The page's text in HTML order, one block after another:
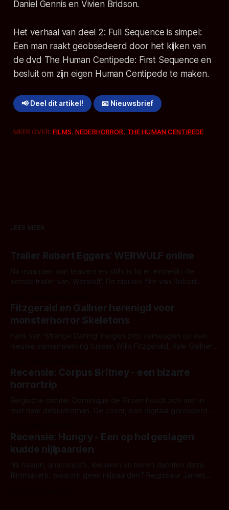
Daniel Gennis en Vivien Bridson.
Het verhaal van deel 2: Full Sequence is simpel:
Een man raakt geobsedeerd door het kijken van
de dvd The Human Centipede: First Sequence en
besluit om zijn eigen Human Centipede te maken.
📢 Deel dit artikel! 📧 Nieuwsbrief
MEER OVER:FILMS,NEDERHORROR, THE HUMAN CENTIPEDE
LEES MEER
Trailer Robert Eggers' WERWULF online
Na maanden van teasers en stills is hij er eindelijk: de
eerste trailer van 'Werwulf'. De nieuwe film van Robert
kille stijl vol folklore en mythe. Het topic deze keer is (kon
het het al raden?)... de weerwolf. Kijk je mee?
Fitzgerald en Gallner herenigd voor
monsterhorror Skeletons
Fans van 'Strange Darling' mogen zich verheugen op een
nieuwe samenwerking tussen Willa Fitzgerald, Kyle Gallner
'Skeletons', een nieuwe creature feature waarvoor de
opnames zijn gestart in Australië.
Recensie: Corpus Britney - een bizarre
horrortrip
Belgische dichter Dominique de Groen houdt zich niet in
met haar debuutroman. De cover, een digitaal gerenderd en
achtergrond, belooft iets kleurrijks maar onheilspellends,
iets ongrijpbaars. En dat maakt De Groen met ieder woord
waar.
Recensie: Hungry - Een op hol geslagen
kudde nijlpaarden
Na haaien, anaconda's, leeuwen en beren dachten deze
filmmakers: waarom geen nijlpaarden? Regisseur James